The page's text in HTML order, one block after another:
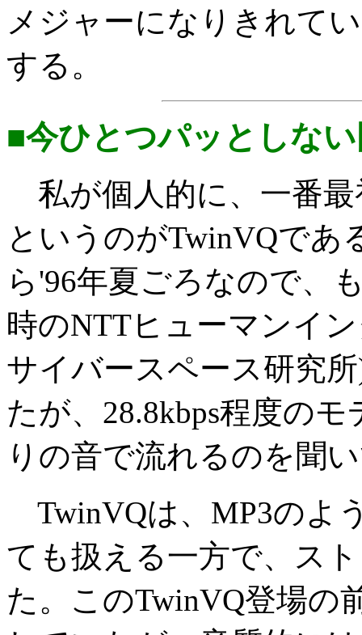
メジャーになりきれて
する。
■今ひとつパッとしな
私が個人的に、一番
というのがTwinVQであ
ら'96年夏ごろなので、
時のNTTヒューマンイ
サイバースペース研究
たが、28.8kbps程度の
りの音で流れるのを聞
TwinVQは、MP3のよ
ても扱える一方で、ス
た。このTwinVQ登場の